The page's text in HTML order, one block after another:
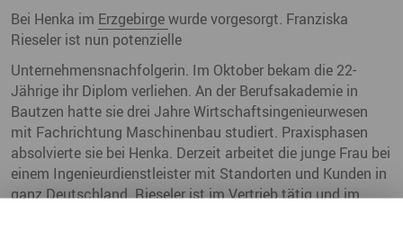
Bei Henka im Erzgebirgewurde vorgesorgt. Franziska
Rieseler ist nun potenzielle
Unternehmensnachfolgerin. Im Oktober bekam die 22-
Jährige ihr Diplom verliehen. An der Berufsakademie in
Bautzen hatte sie drei Jahre Wirtschaftsingenieurwesen
mit Fachrichtung Maschinenbau studiert. Praxisphasen
absolvierte sie bei Henka. Derzeit arbeitet die junge Frau bei
einem Ingenieurdienstleister mit Standorten und Kunden in
ganz Deutschland. Rieseler ist im Vertrieb tätig und im